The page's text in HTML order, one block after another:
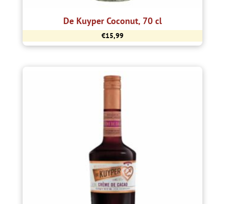
De Kuyper Coconut, 70 cl
€15,99